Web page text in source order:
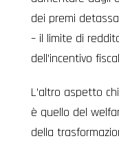
dei premi
– il limite di
dell’incentivo
L’altro aspetto
è quello del
della